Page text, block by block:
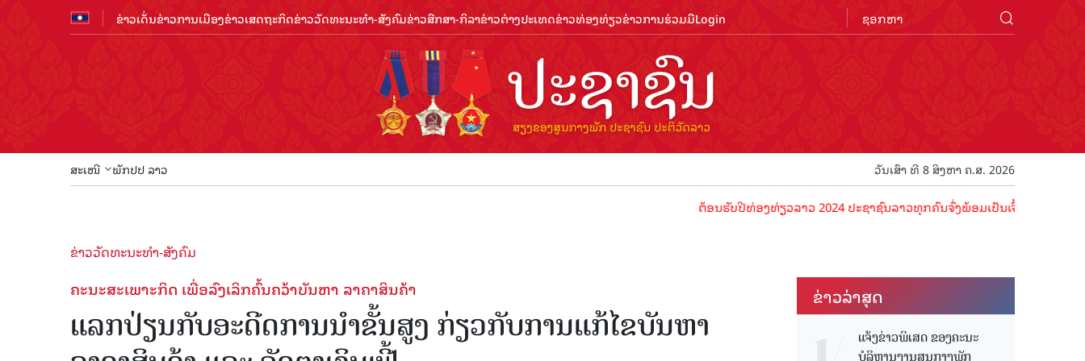
ຂ່າວເດັ່ນຂ່າວການເມືອງຂ່າວເສດຖະກິດຂ່າວວັດທະນະທຳ-ສັງຄົມຂ່າວສືກສາ-ກິລາຂ່າວຕ່າງປະເທດຂ່າວທ່ອງທ່ຽວຂ່າວການຮ່ວມມືLogin
ສະເໜີ ພັກປປ ລາວ ວັນເສົາ ທີ 8 ສິງຫາ ຄ.ສ. 2026
ຕ້ອນຮັບປີທ່ອງທ່ຽວລາວ 2024 ປະຊາຊົນລາວທຸກຄົນຈົ່ງພ້ອມເປັນເຈົ້າພາບທີ່ດີ ຕ້ອນຮັບ
ຂ່າວວັດທະນະທຳ-ສັງຄົມ
ຄະນະສະເພາະກິດ ເພື່ອລົງເລິກຄົ້ນຄວ້າບັນຫາ ລາຄາສິນຄ້າ
ແລກປ່ຽນກັບອະດີດການນໍາຂັ້ນສູງ ກ່ຽວກັບການແກ້ໄຂບັນຫາ
ຂ່າວ​ລ່າ​ສຸດ
ແຈ້ງຂ່າວພິເສດ ຂອງຄະນະ
ບໍລິຫານງານສູນກາງພັກ